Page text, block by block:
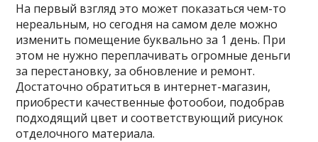
На первый взгляд это может показаться чем-то
нереальным, но сегодня на самом деле можно
изменить помещение буквально за 1 день. При
этом не нужно переплачивать огромные деньги
за перестановку, за обновление и ремонт.
Достаточно обратиться в интернет-магазин,
приобрести качественные фотообои, подобрав
подходящий цвет и соответствующий рисунок
отделочного материала.